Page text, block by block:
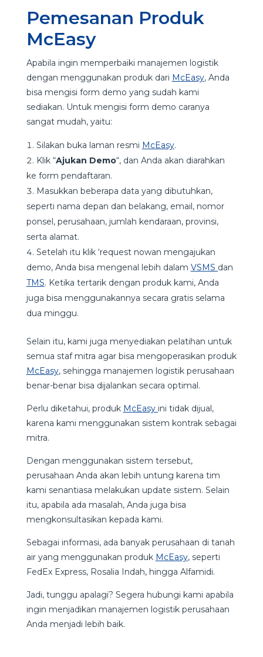
Pemesanan Produk
McEasy
Apabila ingin memperbaiki manajemen logistik
dengan menggunakan produk dari McEasy, Anda
bisa mengisi form demo yang sudah kami
sediakan. Untuk mengisi form demo caranya
sangat mudah, yaitu:
Silakan buka laman resmi McEasy.
Klik “Ajukan Demo“, dan Anda akan diarahkan
ke form pendaftaran.
Masukkan beberapa data yang dibutuhkan,
seperti nama depan dan belakang, email, nomor
ponsel, perusahaan, jumlah kendaraan, provinsi,
serta alamat.
Setelah itu klik ‘request nowan mengajukan
demo, Anda bisa mengenal lebih dalam VSMS dan
TMS. Ketika tertarik dengan produk kami, Anda
juga bisa menggunakannya secara gratis selama
dua minggu.
Selain itu, kami juga menyediakan pelatihan untuk
semua staf mitra agar bisa mengoperasikan produk
McEasy, sehingga manajemen logistik perusahaan
benar-benar bisa dijalankan secara optimal.
Perlu diketahui, produk McEasy ini tidak dijual,
karena kami menggunakan sistem kontrak sebagai
mitra.
Dengan menggunakan sistem tersebut,
perusahaan Anda akan lebih untung karena tim
kami senantiasa melakukan update sistem. Selain
itu, apabila ada masalah, Anda juga bisa
mengkonsultasikan kepada kami.
Sebagai informasi, ada banyak perusahaan di tanah
air yang menggunakan produk McEasy, seperti
FedEx Express, Rosalia Indah, hingga Alfamidi.
Jadi, tunggu apalagi? Segera hubungi kami apabila
ingin menjadikan manajemen logistik perusahaan
Anda menjadi lebih baik.